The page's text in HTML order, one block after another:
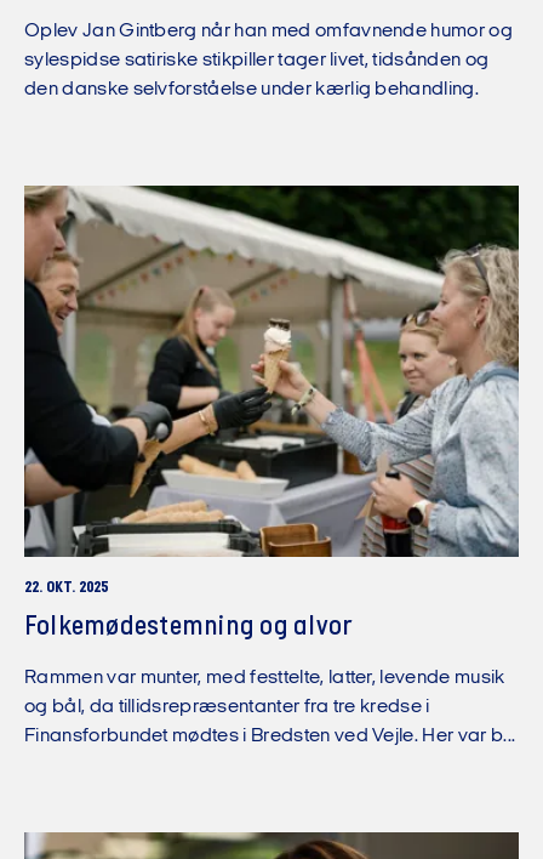
Oplev Jan Gintberg når han med omfavnende humor og
sylespidse satiriske stikpiller tager livet, tidsånden og
den danske selvforståelse under kærlig behandling.
22. OKT. 2025
Folkemødestemning og alvor
Rammen var munter, med festtelte, latter, levende musik
og bål, da tillidsrepræsentanter fra tre kredse i
Finansforbundet mødtes i Bredsten ved Vejle. Her var b...